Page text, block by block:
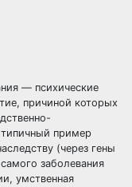
— психические
причиной которых
пример
(через гены
заболевания
умственная